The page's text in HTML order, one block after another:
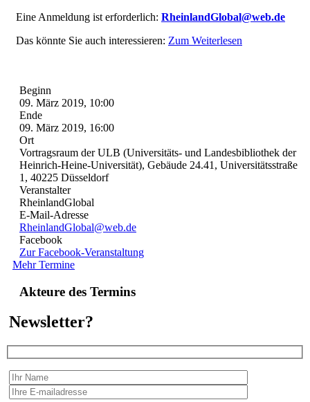
Eine Anmeldung ist erforderlich: RheinlandGlobal@web.de
Das könnte Sie auch interessieren: Zum Weiterlesen
Beginn
09. März 2019, 10:00
Ende
09. März 2019, 16:00
Ort
Vortragsraum der ULB (Universitäts- und Landesbibliothek der
Heinrich-Heine-Universität), Gebäude 24.41, Universitätsstraße
1, 40225 Düsseldorf
Veranstalter
RheinlandGlobal
E-Mail-Adresse
RheinlandGlobal@web.de
Facebook
Zur Facebook-Veranstaltung
Mehr Termine
Akteure des Termins
Newsletter?